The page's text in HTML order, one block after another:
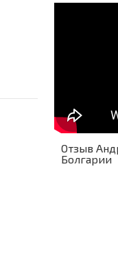
Отзыв
Болгарии